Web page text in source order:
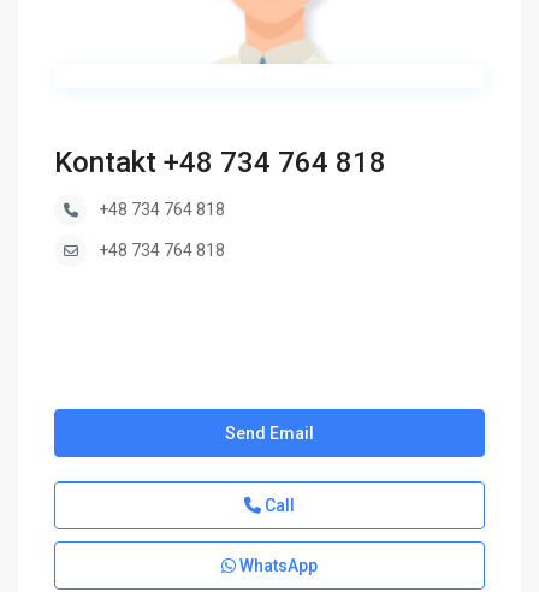
Kontakt +48 734 764 818
+48 734 764 818
+48 734 764 818
Send Email
Call
WhatsApp